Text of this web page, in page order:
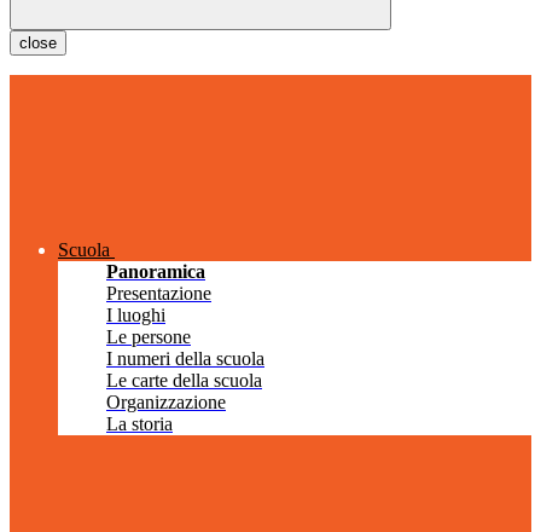
close
Scuola
Panoramica
Presentazione
I luoghi
Le persone
I numeri della scuola
Le carte della scuola
Organizzazione
La storia